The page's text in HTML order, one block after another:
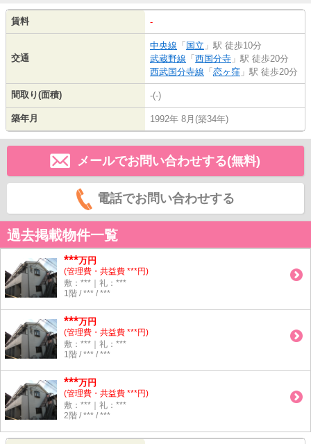
賃料 -
交通
中央線 「 国立 」駅 徒歩10分
武蔵野線 「 西国分寺 」駅 徒歩20分
西武国分寺線 「 恋ヶ窪 」駅 徒歩20分
間取り(面積) -(-)
築年月 1992年 8月(築34年)
メールでお問い合わせする(無料)
電話でお問い合わせする
過去掲載物件一覧
***万円
(管理費・共益費 ***円)
敷：***｜礼：***
1階 / *** / ***
***万円
(管理費・共益費 ***円)
敷：***｜礼：***
1階 / *** / ***
***万円
(管理費・共益費 ***円)
敷：***｜礼：***
2階 / *** / ***